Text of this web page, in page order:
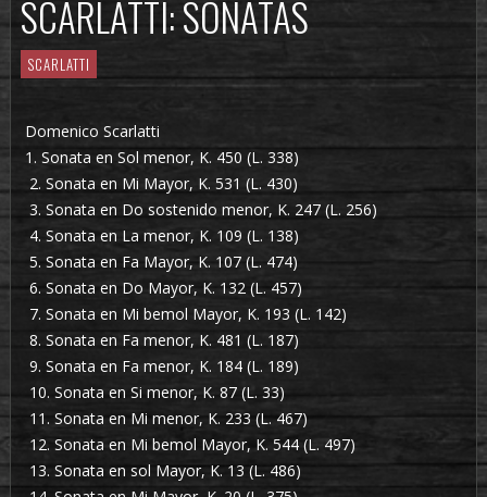
SCARLATTI: SONATAS
SCARLATTI
Domenico Scarlatti
1. Sonata en Sol menor, K. 450 (L. 338)
2. Sonata en Mi Mayor, K. 531 (L. 430)
3. Sonata en Do sostenido menor, K. 247 (L. 256)
4. Sonata en La menor, K. 109 (L. 138)
5. Sonata en Fa Mayor, K. 107 (L. 474)
6. Sonata en Do Mayor, K. 132 (L. 457)
7. Sonata en Mi bemol Mayor, K. 193 (L. 142)
8. Sonata en Fa menor, K. 481 (L. 187)
9. Sonata en Fa menor, K. 184 (L. 189)
10. Sonata en Si menor, K. 87 (L. 33)
11. Sonata en Mi menor, K. 233 (L. 467)
12. Sonata en Mi bemol Mayor, K. 544 (L. 497)
13. Sonata en sol Mayor, K. 13 (L. 486)